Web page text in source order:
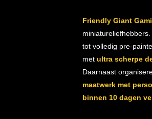
Friendly Giant
tot volledig pre-
met ultra scherpe
Daarnaast
maatwerk met
binnen 10 dagen